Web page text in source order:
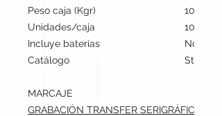
Peso caja (Kgr)
10
Unidades/caja
10
Incluye baterías
No
Catálogo
Stock
MARCAJE
GRABACIÓN TRANSFER SERIGRÁFICO: